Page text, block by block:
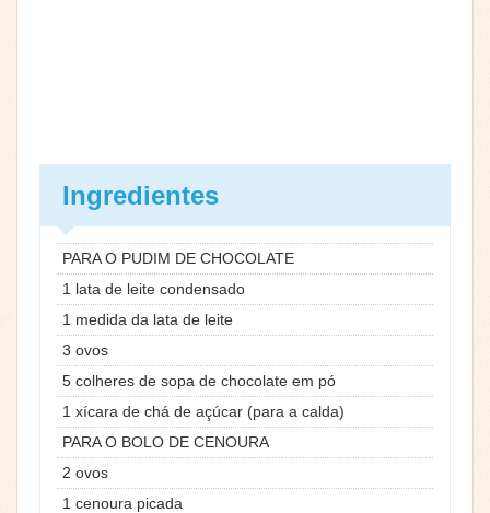
Ingredientes
PARA O PUDIM DE CHOCOLATE
1 lata de leite condensado
1 medida da lata de leite
3 ovos
5 colheres de sopa de chocolate em pó
1 xícara de chá de açúcar (para a calda)
PARA O BOLO DE CENOURA
2 ovos
1 cenoura picada